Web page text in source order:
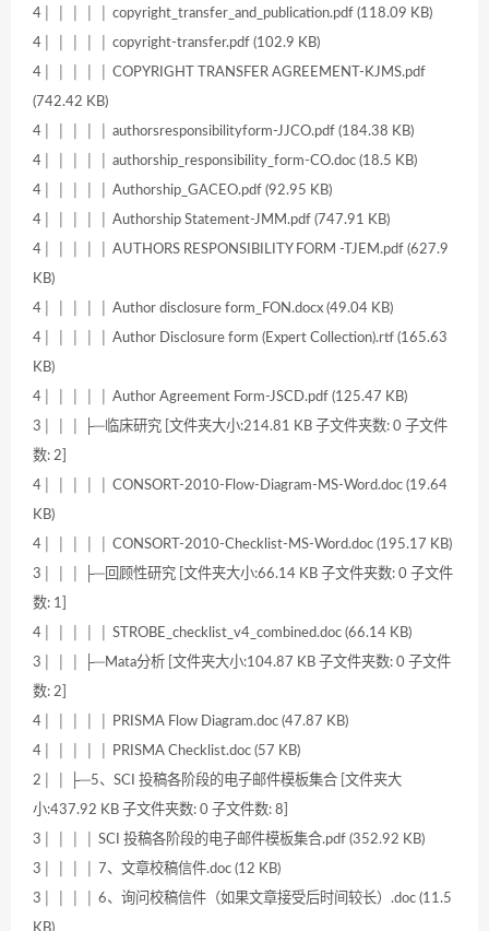
4│ │ │ │ │ copyright_transfer_and_publication.pdf (118.09 KB)
4│ │ │ │ │ copyright-transfer.pdf (102.9 KB)
4│ │ │ │ │ COPYRIGHT TRANSFER AGREEMENT-KJMS.pdf
(742.42 KB)
4│ │ │ │ │ authorsresponsibilityform-JJCO.pdf (184.38 KB)
4│ │ │ │ │ authorship_responsibility_form-CO.doc (18.5 KB)
4│ │ │ │ │ Authorship_GACEO.pdf (92.95 KB)
4│ │ │ │ │ Authorship Statement-JMM.pdf (747.91 KB)
4│ │ │ │ │ AUTHORS RESPONSIBILITY FORM -TJEM.pdf (627.9
KB)
4│ │ │ │ │ Author disclosure form_FON.docx (49.04 KB)
4│ │ │ │ │ Author Disclosure form (Expert Collection).rtf (165.63
KB)
4│ │ │ │ │ Author Agreement Form-JSCD.pdf (125.47 KB)
3│ │ │ ├─临床研究 [文件夹大小:214.81 KB 子文件夹数: 0 子文件
数: 2]
4│ │ │ │ │ CONSORT-2010-Flow-Diagram-MS-Word.doc (19.64
KB)
4│ │ │ │ │ CONSORT-2010-Checklist-MS-Word.doc (195.17 KB)
3│ │ │ ├─回顾性研究 [文件夹大小:66.14 KB 子文件夹数: 0 子文件
数: 1]
4│ │ │ │ │ STROBE_checklist_v4_combined.doc (66.14 KB)
3│ │ │ ├─Mata分析 [文件夹大小:104.87 KB 子文件夹数: 0 子文件
数: 2]
4│ │ │ │ │ PRISMA Flow Diagram.doc (47.87 KB)
4│ │ │ │ │ PRISMA Checklist.doc (57 KB)
2│ │ ├─5、SCI 投稿各阶段的电子邮件模板集合 [文件夹大
小:437.92 KB 子文件夹数: 0 子文件数: 8]
3│ │ │ │ SCI 投稿各阶段的电子邮件模板集合.pdf (352.92 KB)
3│ │ │ │ 7、文章校稿信件.doc (12 KB)
3│ │ │ │ 6、询问校稿信件（如果文章接受后时间较长）.doc (11.5
KB)